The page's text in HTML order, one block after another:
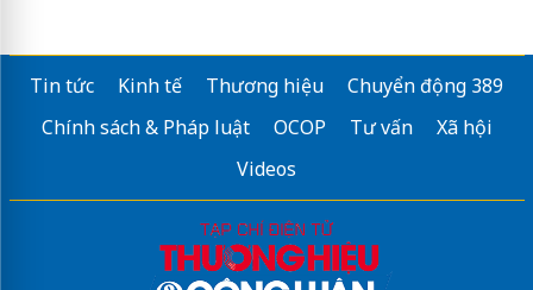
Tin tức Kinh tế Thương hiệu
Chuyển động 389
Chính sách & Pháp luật
OCOP Tư vấn
Xã hội
Videos